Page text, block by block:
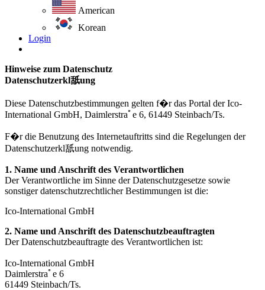
American
Korean
Login
Hinweise zum Datenschutz
Datenschutzerkl舐ung
Diese Datenschutzbestimmungen gelten f�r das Portal der Ico-
International GmbH, Daimlerstraﾟe 6, 61449 Steinbach/Ts.
F�r die Benutzung des Internetauftritts sind die Regelungen der
Datenschutzerkl舐ung notwendig.
1. Name und Anschrift des Verantwortlichen
Der Verantwortliche im Sinne der Datenschutzgesetze sowie
sonstiger datenschutzrechtlicher Bestimmungen ist die:
Ico-International GmbH
2. Name und Anschrift des Datenschutzbeauftragten
Der Datenschutzbeauftragte des Verantwortlichen ist:
Ico-International GmbH
Daimlerstraﾟe 6
61449 Steinbach/Ts.